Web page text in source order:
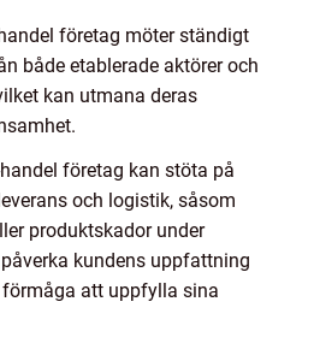
företag möter ständigt
både etablerade aktörer och
kan utmana deras
företag kan stöta på
och logistik, såsom
produktskador under
kundens uppfattning
att uppfylla sina